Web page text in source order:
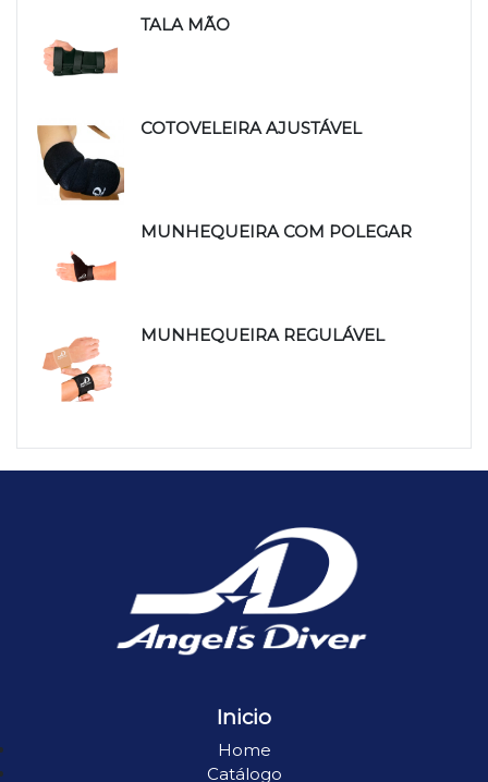
TALA MÃO
COTOVELEIRA AJUSTÁVEL
MUNHEQUEIRA COM POLEGAR
MUNHEQUEIRA REGULÁVEL
Inicio
Home
Catálogo